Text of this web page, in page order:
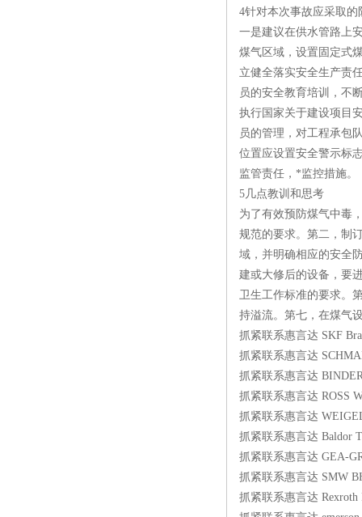
4针对本次事故应采取的
一是建议在供水管路上
煤气区域，设置固定式
立健全落实安全生产责
员的安全教育培训，不
执行国家关于建设项目
员的管理，对工程承包
位置应设置安全警示标
监管责任，*监控措施。
5几点教训和思考
为了有效预防煤气中毒
规范的要求。第二，制
域，并明确相应的安全
建或大修后的设备，要
卫生工作标准的要求。
持溢流。第七，在煤气
抓紧联系惠言达 SKF
抓紧联系惠言达
抓紧联系惠言达
抓紧联系惠言达 ROSS
抓紧联系惠言达
抓紧联系惠言达 Baldor
抓紧联系惠言达 GEA-
抓紧联系惠言达 SMW
抓紧联系惠言达 Rexroth